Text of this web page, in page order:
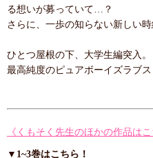
る想いが募っていて…？
さらに、一歩の知らない新しい
ひとつ屋根の下、大学生編突入。
最高純度のピュアボーイズラブス
《くもそく先生のほかの作品は
▼1~3巻はこちら！